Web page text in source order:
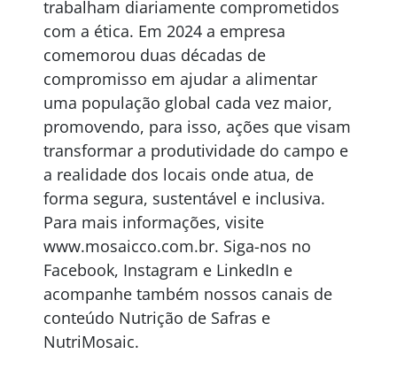
trabalham diariamente comprometidos
com a ética. Em 2024 a empresa
comemorou duas décadas de
compromisso em ajudar a alimentar
uma população global cada vez maior,
promovendo, para isso, ações que visam
transformar a produtividade do campo e
a realidade dos locais onde atua, de
forma segura, sustentável e inclusiva.
Para mais informações, visite
www.mosaicco.com.br. Siga-nos no
Facebook, Instagram e LinkedIn e
acompanhe também nossos canais de
conteúdo Nutrição de Safras e
NutriMosaic.